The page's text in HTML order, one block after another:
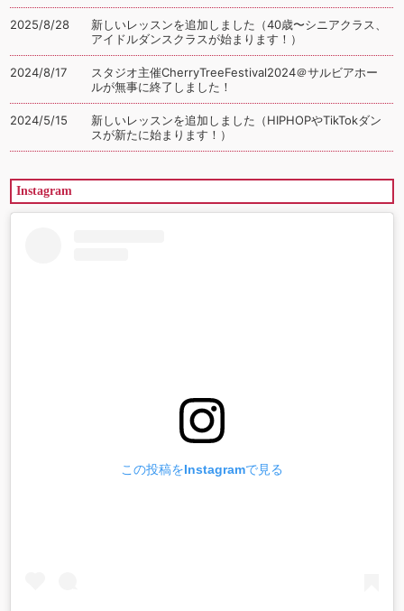
2025/8/28
新しいレッスンを追加しました（40歳〜シニアクラス、
アイドルダンスクラスが始まります！）
2024/8/17
スタジオ主催CherryTreeFestival2024＠サルビアホー
ルが無事に終了しました！
2024/5/15
新しいレッスンを追加しました（HIPHOPやTikTokダン
スが新たに始まります！）
Instagram
この投稿をInstagramで見る